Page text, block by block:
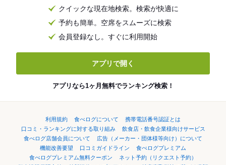
クイックな現在地検索。検索が快適に
予約も簡単。空席をスムーズに検索
会員登録なし。すぐに利用開始
アプリで開く
アプリなら1ヶ月無料でランキング検索！
利用規約 食べログについて
携帯電話番号認証とは
口コミ・ランキングに対する取り組み
飲食店・飲食企業様向けサービス
食べログ店舗会員について
広告（メーカー・団体様等向け）について
機能改善要望
口コミガイドライン
食べログプレミアム
食べログプレミアム無料クーポン
ネット予約（リクエスト予約）